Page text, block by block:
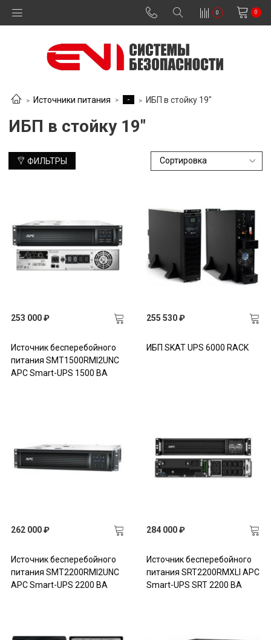
0 0
Источники питания - ИБП в стойку 19"
ИБП в стойку 19"
ФИЛЬТРЫ
253 000 ₽
Источник бесперебойного
питания SMT1500RMI2UNC
APC Smart-UPS 1500 ВА
255 530 ₽
ИБП SKAT UPS 6000 RACK
262 000 ₽
Источник бесперебойного
питания SMT2200RMI2UNC
APC Smart-UPS 2200 ВА
284 000 ₽
Источник бесперебойного
питания SRT2200RMXLI APC
Smart-UPS SRT 2200 ВА